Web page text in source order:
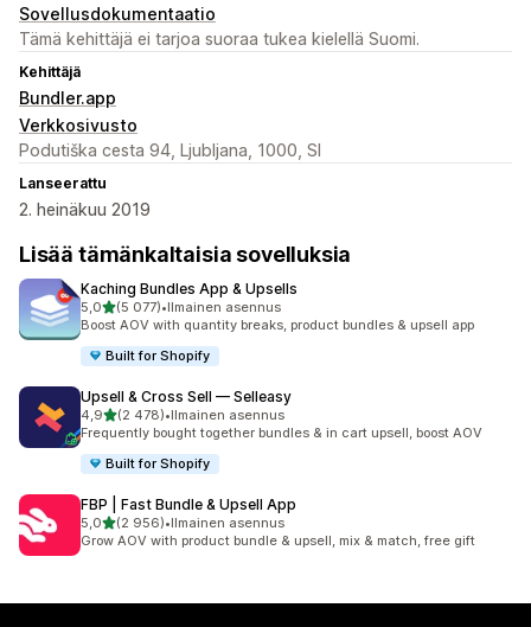
Sovellusdokumentaatio
Tämä kehittäjä ei tarjoa suoraa tukea kielellä Suomi.
Kehittäjä
Bundler.app
Verkkosivusto
Podutiška cesta 94, Ljubljana, 1000, SI
Lanseerattu
2. heinäkuu 2019
Lisää tämänkaltaisia sovelluksia
Kaching Bundles App & Upsells
5,0/ 5 tähteä
(5 077)
5077 arvostelua yhteensä
•Ilmainen asennus
Boost AOV with quantity breaks, product bundles & upsell app
Built for Shopify
Upsell & Cross Sell — Selleasy
4,9/ 5 tähteä
(2 478)
2478 arvostelua yhteensä
•Ilmainen asennus
Frequently bought together bundles & in cart upsell, boost AOV
Built for Shopify
FBP | Fast Bundle & Upsell App
5,0/ 5 tähteä
(2 956)
2956 arvostelua yhteensä
•Ilmainen asennus
Grow AOV with product bundle & upsell, mix & match, free gift